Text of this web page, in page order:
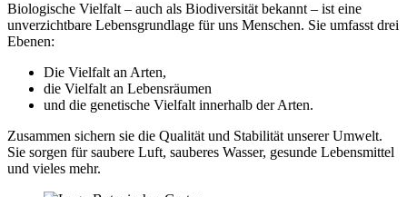
Biologische Vielfalt – auch als Biodiversität bekannt – ist eine
unverzichtbare Lebensgrundlage für uns Menschen. Sie umfasst drei
Ebenen:
Die Vielfalt an Arten,
die Vielfalt an Lebensräumen
und die genetische Vielfalt innerhalb der Arten.
Zusammen sichern sie die Qualität und Stabilität unserer Umwelt.
Sie sorgen für saubere Luft, sauberes Wasser, gesunde Lebensmittel
und vieles mehr.